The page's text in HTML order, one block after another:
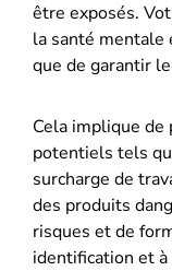
être exposés.
la santé mentale
que de garantir
Cela implique de
potentiels tels
surcharge de
des produits
risques et de
identification et